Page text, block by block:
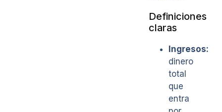
Definiciones
claras
Ingresos:
dinero
total
que
entra